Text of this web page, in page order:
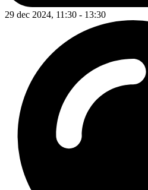
29 dec 2024, 11:30 - 13:30